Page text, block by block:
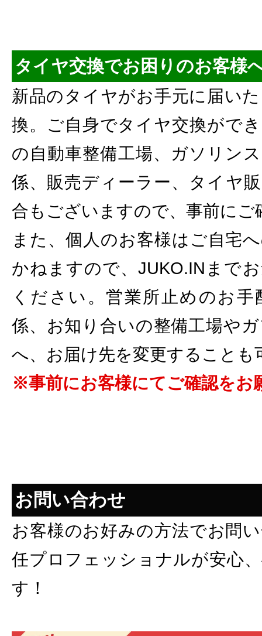
タイヤ交換でお困りのお客様
新品のタイヤがお手元に届い
換。ご自身でタイヤ交換がで
の自動車整備工場、ガソリン
係、販売ディーラー、タイヤ
合もございますので、事前にご
また、個人のお客様はご自宅
かねますので、JUKO.INまで
ください。営業所止めのお
係、お知り合いの整備工場や
へ、お届け先を変更することも
※事前にお客様にてご確認をお
お問い合わせ
お客様のお好みの方法でお問
任プロフェッショナルが安心
す！